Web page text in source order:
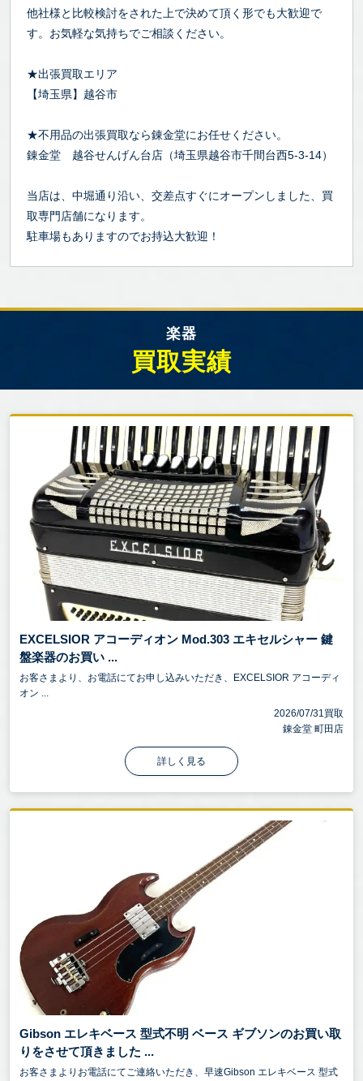
他社様と比較検討をされた上で決めて頂く形でも大歓迎で
す。お気軽な気持ちでご相談ください。
★出張買取エリア
【埼玉県】越谷市
★不用品の出張買取なら錬金堂にお任せください。
錬金堂 越谷せんげん台店（埼玉県越谷市千間台西5-3-14）
当店は、中堀通り沿い、交差点すぐにオープンしました、買
取専門店舗になります。
駐車場もありますのでお持込大歓迎！
楽器
買取実績
EXCELSIOR アコーディオン Mod.303 エキセルシャー 鍵
盤楽器のお買い ...
お客さまより、お電話にてお申し込みいただき、EXCELSIOR アコーディ
オン ...
2026/07/31買取
錬金堂 町田店
詳しく見る
Gibson エレキベース 型式不明 ベース ギブソンのお買い取
りをさせて頂きました ...
お客さまよりお電話にてご連絡いただき、早速Gibson エレキベース 型式